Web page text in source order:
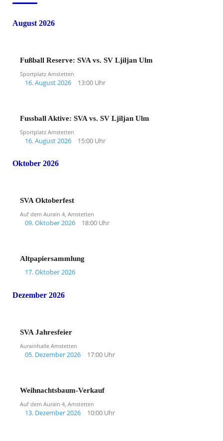
August 2026
Fußball Reserve: SVA vs. SV Ljiljan Ulm
Sportplatz Amstetten
16. August 2026 13:00 Uhr
Fussball Aktive: SVA vs. SV Ljiljan Ulm
Sportplatz Amstetten
16. August 2026 15:00 Uhr
Oktober 2026
SVA Oktoberfest
Auf dem Aurain 4, Amstetten
09. Oktober 2026 18:00 Uhr
Altpapiersammlung
17. Oktober 2026
Dezember 2026
SVA Jahresfeier
Aurainhalle Amstetten
05. Dezember 2026 17:00 Uhr
Weihnachtsbaum-Verkauf
Auf dem Aurain 4, Amstetten
13. Dezember 2026 10:00 Uhr